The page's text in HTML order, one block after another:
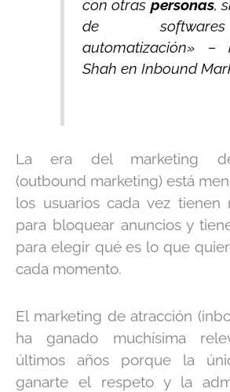
con otras personas,
de
automatización» –
Shah en Inbound
La era del marketing
(outbound marketing) está
los usuarios cada vez tienen
para bloquear anuncios y
para elegir qué es lo que
cada momento.
El marketing de atracción
ha ganado muchísima
últimos años porque la
ganarte el respeto y la